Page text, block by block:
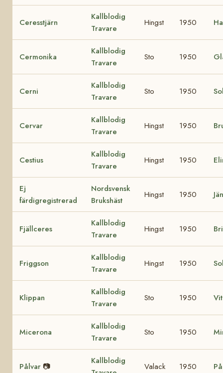
Ceresstjärn
Kallblodig
Travare
Hingst 1950
Cermonika
Kallblodig
Travare
Sto 1950
Cerni
Kallblodig
Travare
Sto 1950
Cervar
Kallblodig
Travare
Hingst 1950
Cestius
Kallblodig
Travare
Hingst 1950
Ej
färdigregistrerad
Nordsvensk
Brukshäst
Hingst 1950
Fjällceres
Kallblodig
Travare
Hingst 1950
Friggson
Kallblodig
Travare
Hingst 1950
Klippan
Kallblodig
Travare
Sto 1950
Micerona
Kallblodig
Travare
Sto 1950
Pålvar 📷
Kallblodig
Valack 1950